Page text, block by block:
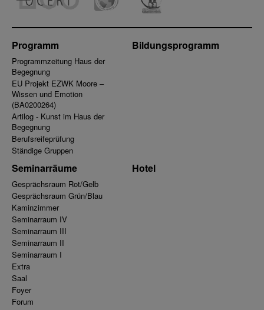
Programm
Programmzeitung Haus der
Begegnung
EU Projekt EZWK Moore –
Wissen und Emotion
(BA0200264)
Artilog - Kunst im Haus der
Begegnung
Berufsreifeprüfung
Ständige Gruppen
Bildungsprogramm
Seminarräume
Gesprächsraum Rot/Gelb
Gesprächsraum Grün/Blau
Kaminzimmer
Seminarraum IV
Seminarraum III
Seminarraum II
Seminarraum I
Extra
Saal
Foyer
Forum
Hotel